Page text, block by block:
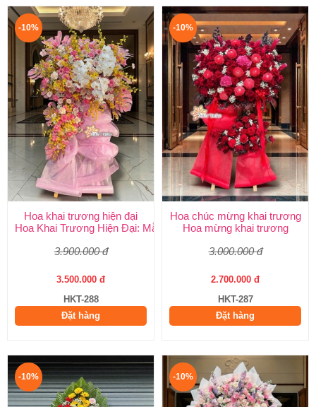
-10%
Hoa khai trương hiện đại
Hoa Khai Trương Hiện Đại: Mẫu Đẹp, Sang Trọng & Giao Nhanh
3.900.000 đ
3.500.000 đ
HKT-288
Đặt hàng
-10%
Hoa chúc mừng khai trương
Hoa mừng khai trương
3.000.000 đ
2.700.000 đ
HKT-287
Đặt hàng
-10% -10%